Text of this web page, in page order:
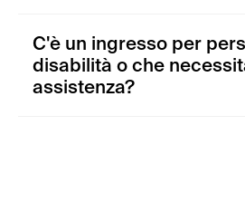
C'è un ingresso per
disabilità o che
assistenza?